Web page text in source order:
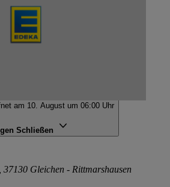
am 10. August um 06:00 Uhr
Schließen
37130 Gleichen - Rittmarshausen